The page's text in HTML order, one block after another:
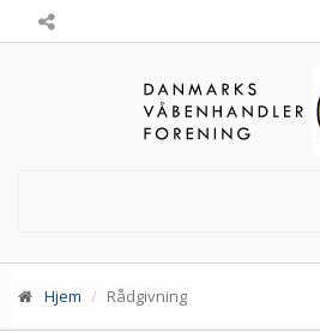
Hjem Rådgivning